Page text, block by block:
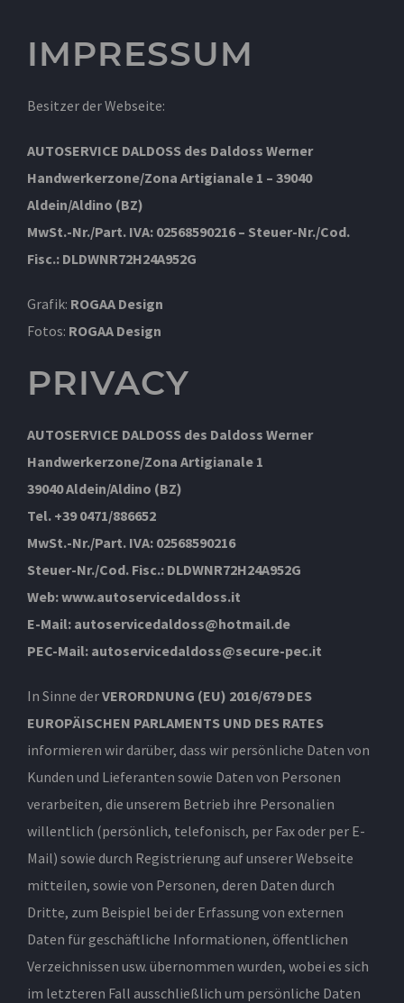
IMPRESSUM
Besitzer der Webseite:
AUTOSERVICE DALDOSS des Daldoss Werner
Handwerkerzone/Zona Artigianale 1 – 39040
Aldein/Aldino (BZ)
MwSt.-Nr./Part. IVA: 02568590216 – Steuer-Nr./Cod.
Fisc.: DLDWNR72H24A952G
Grafik: ROGAA Design
Fotos: ROGAA Design
PRIVACY
AUTOSERVICE DALDOSS des Daldoss Werner
Handwerkerzone/Zona Artigianale 1
39040 Aldein/Aldino (BZ)
Tel. +39 0471/886652
MwSt.-Nr./Part. IVA: 02568590216
Steuer-Nr./Cod. Fisc.: DLDWNR72H24A952G
Web: www.autoservicedaldoss.it
E-Mail: autoservicedaldoss@hotmail.de
PEC-Mail: autoservicedaldoss@secure-pec.it
In Sinne derVERORDNUNG (EU) 2016/679 DES
EUROPÄISCHEN PARLAMENTS UND DES RATES
informieren wir darüber, dass wir persönliche Daten von
Kunden und Lieferanten sowie Daten von Personen
verarbeiten, die unserem Betrieb ihre Personalien
willentlich (persönlich, telefonisch, per Fax oder per E-
Mail) sowie durch Registrierung auf unserer Webseite
mitteilen, sowie von Personen, deren Daten durch
Dritte, zum Beispiel bei der Erfassung von externen
Daten für geschäftliche Informationen, öffentlichen
Verzeichnissen usw. übernommen wurden, wobei es sich
im letzteren Fall ausschließlich um persönliche Daten